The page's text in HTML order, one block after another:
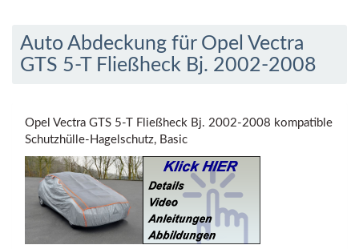
Auto Abdeckung für Opel Vectra
GTS 5-T Fließheck Bj. 2002-2008
Opel Vectra GTS 5-T Fließheck Bj. 2002-2008 kompatible
Schutzhülle-Hagelschutz, Basic